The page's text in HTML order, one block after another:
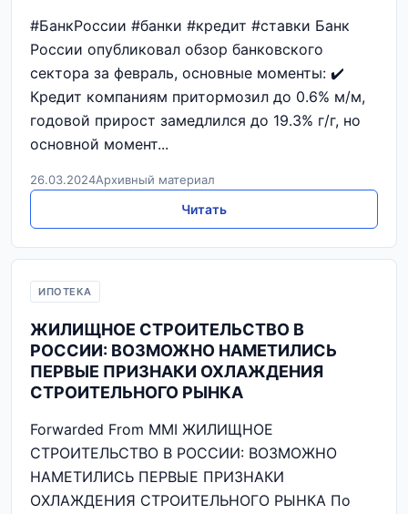
#БанкРоссии #банки #кредит #ставки Банк
России опубликовал обзор банковского
сектора за февраль, основные моменты: ✔️
Кредит компаниям притормозил до 0.6% м/м,
годовой прирост замедлился до 19.3% г/г, но
основной момент...
26.03.2024Архивный материал
Читать
ИПОТЕКА
ЖИЛИЩНОЕ СТРОИТЕЛЬСТВО В
РОССИИ: ВОЗМОЖНО НАМЕТИЛИСЬ
ПЕРВЫЕ ПРИЗНАКИ ОХЛАЖДЕНИЯ
СТРОИТЕЛЬНОГО РЫНКА
Forwarded From MMI ЖИЛИЩНОЕ
СТРОИТЕЛЬСТВО В РОССИИ: ВОЗМОЖНО
НАМЕТИЛИСЬ ПЕРВЫЕ ПРИЗНАКИ
ОХЛАЖДЕНИЯ СТРОИТЕЛЬНОГО РЫНКА По